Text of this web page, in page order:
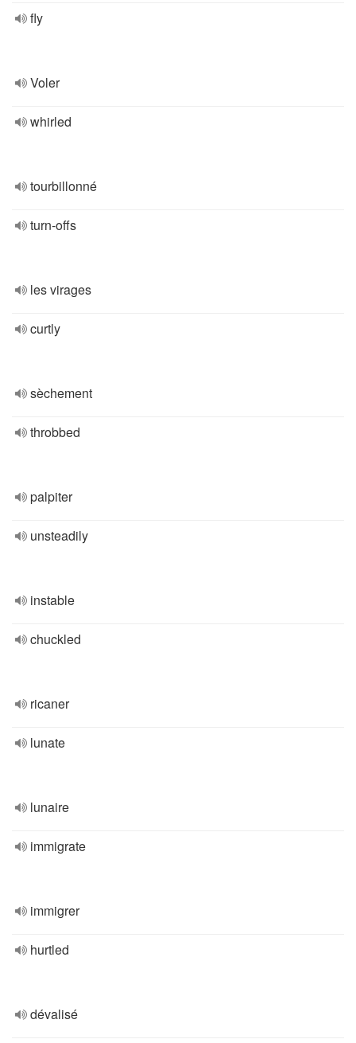
fly
Voler
whirled
tourbillonné
turn-offs
les virages
curtly
sèchement
throbbed
palpiter
unsteadily
instable
chuckled
ricaner
lunate
lunaire
immigrate
immigrer
hurtled
dévalisé